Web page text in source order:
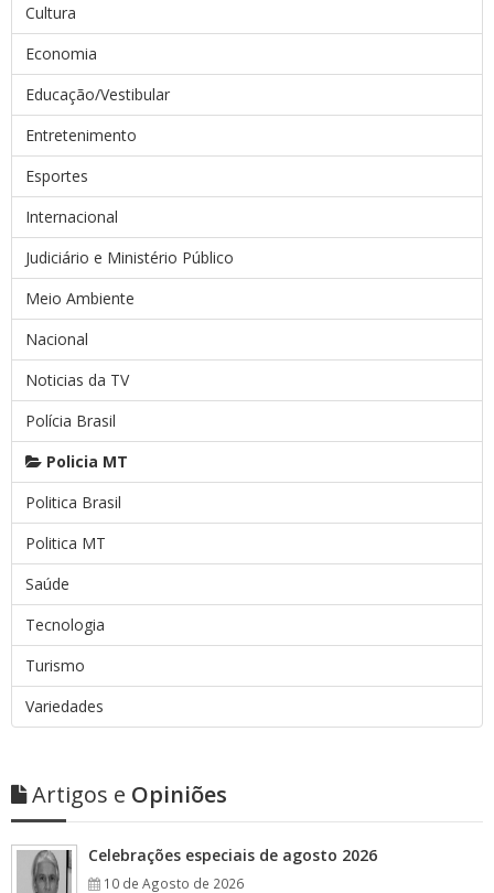
Cultura
Economia
Educação/Vestibular
Entretenimento
Esportes
Internacional
Judiciário e Ministério Público
Meio Ambiente
Nacional
Noticias da TV
Polícia Brasil
Policia MT
Politica Brasil
Politica MT
Saúde
Tecnologia
Turismo
Variedades
Artigos e Opiniões
Celebrações especiais de agosto 2026
10 de Agosto de 2026